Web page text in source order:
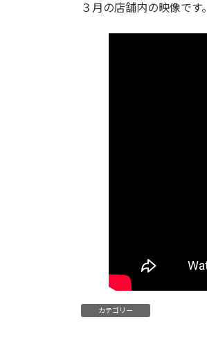
新
時
３月の店舗内の映像です。
カテゴリー